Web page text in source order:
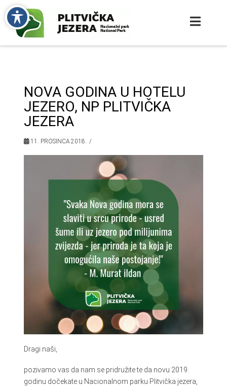
NOVA GODINA U HOTELU
JEZERO, NP PLITVIČKA
JEZERA
11. PROSINCA 2018.
Dragi naši,
pozivamo vas da nam se pridružite te da novu 2019.
godinu dočekate u Nacionalnom parku Plitvička jezera,